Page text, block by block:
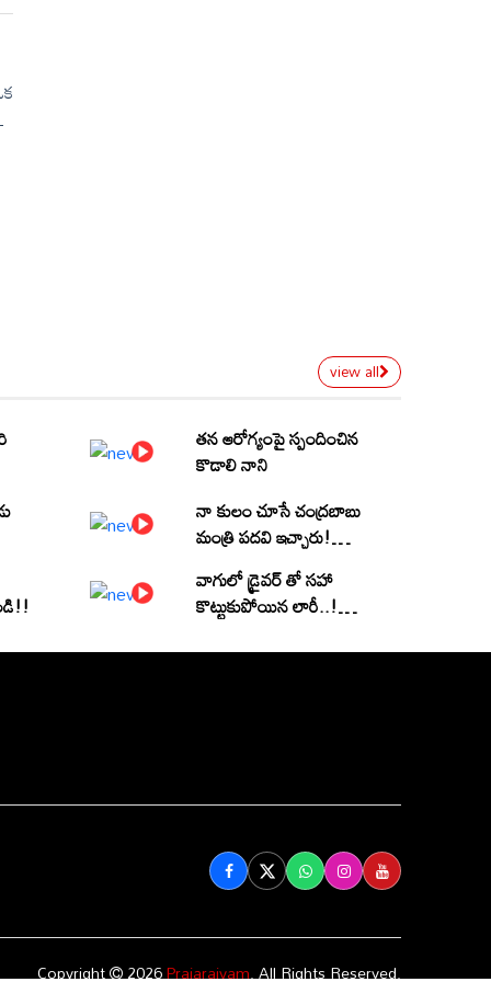
view all
తన ఆరోగ్యంపై స్పందించిన
కొడాలి నాని
నా కులం చూసే చంద్రబాబు
మంత్రి పదవి ఇచ్చారు!
(వీడియో)
వాగులో డ్రైవర్ తో సహా
కొట్టుకుపోయిన లారీ..! |
Inflow In khammam |
Copyright 2026Prajarajyam. All Rights Reserved.